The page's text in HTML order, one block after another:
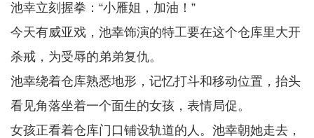
池幸立刻握拳：“小雁姐，加油！”
今天有威亚戏，池幸饰演的特工要在这个仓库里大开
杀戒，为受辱的弟弟复仇。
池幸绕着仓库熟悉地形，记忆打斗和移动位置，抬头
看见角落坐着一个面生的女孩，表情局促。
女孩正看着仓库门口铺设轨道的人。池幸朝她走去，